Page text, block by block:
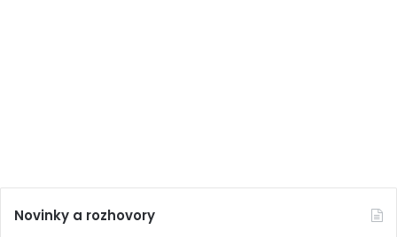
Novinky a rozhovory